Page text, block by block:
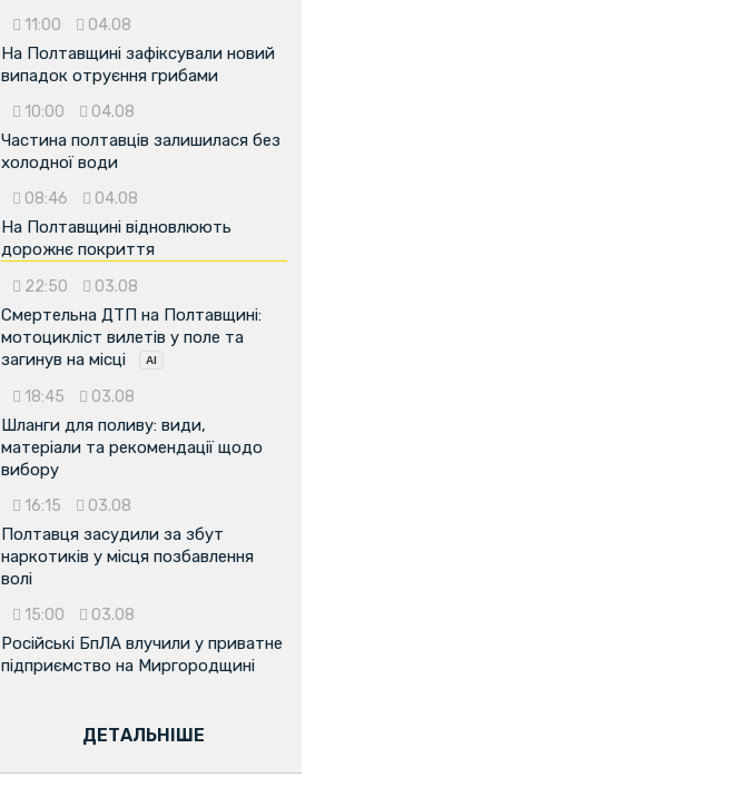
11:00 04.08
На Полтавщині зафіксували новий
випадок отруєння грибами
10:00 04.08
Частина полтавців залишилася без
холодної води
08:46 04.08
На Полтавщині відновлюють
дорожнє покриття
22:50 03.08
Смертельна ДТП на Полтавщині:
мотоцикліст вилетів у поле та
загинув на місці
18:45 03.08
Шланги для поливу: види,
матеріали та рекомендації щодо
вибору
16:15 03.08
Полтавця засудили за збут
наркотиків у місця позбавлення
волі
15:00 03.08
Російські БпЛА влучили у приватне
підприємство на Миргородщині
ДЕТАЛЬНІШЕ